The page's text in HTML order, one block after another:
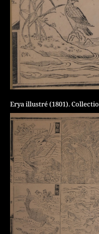
Erya illustré (1801).